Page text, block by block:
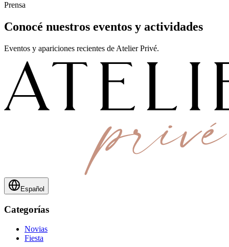
Prensa
Conocé nuestros eventos y actividades
Eventos y apariciones recientes de Atelier Privé.
Español
Categorías
Novias
Fiesta